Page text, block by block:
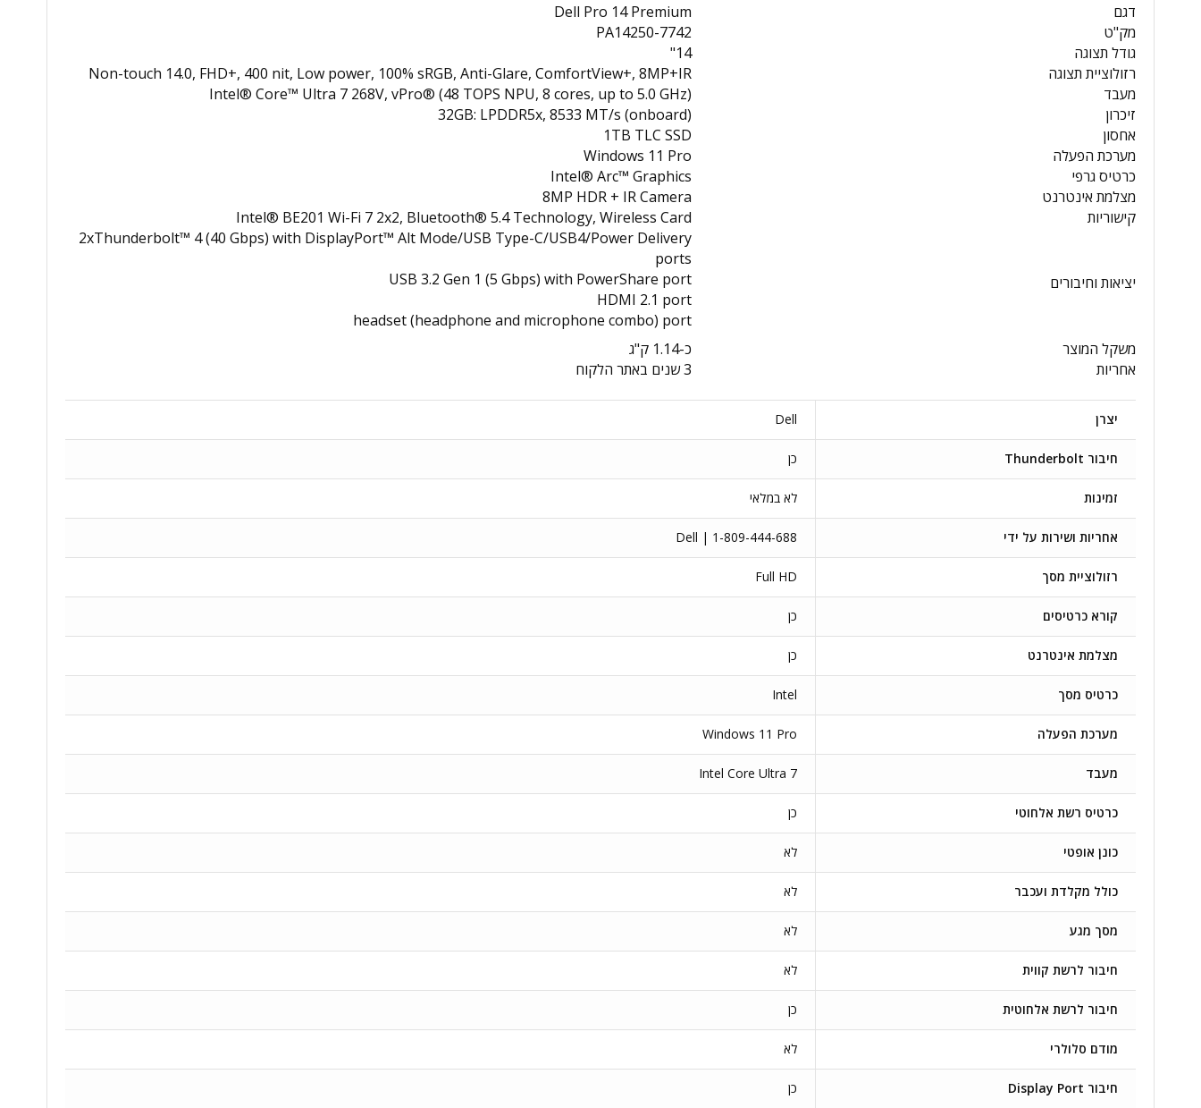
דגם
Dell Pro 14 Premium
מק"ט
PA14250-7742
גודל תצוגה
14"
רזולוציית תצוגה
Non-touch 14.0, FHD+, 400 nit, Low power, 100% sRGB, Anti-Glare, ComfortView+, 8MP+IR
מעבד
Intel® Core™ Ultra 7 268V, vPro® (48 TOPS NPU, 8 cores, up to 5.0 GHz)
זיכרון
32GB: LPDDR5x, 8533 MT/s (onboard)
אחסון
1TB TLC SSD
מערכת הפעלה
Windows 11 Pro
כרטיס גרפי
Intel® Arc™ Graphics
מצלמת אינטרנט
8MP HDR + IR Camera
קישוריות
Intel® BE201 Wi-Fi 7 2x2, Bluetooth® 5.4 Technology, Wireless Card
יציאות וחיבורים
2xThunderbolt™ 4 (40 Gbps) with DisplayPort™ Alt Mode/USB Type-C/USB4/Power Delivery
ports
USB 3.2 Gen 1 (5 Gbps) with PowerShare port
HDMI 2.1 port
headset (headphone and microphone combo) port
משקל המוצר
כ-1.14 ק"ג
אחריות
3 שנים באתר הלקוח
יצרן Dell
חיבור Thunderbolt כן
זמינות לא במלאי
אחריות ושירות על ידי Dell | 1-809-444-688
רזולוציית מסך Full HD
קורא כרטיסים כן
מצלמת אינטרנט כן
כרטיס מסך Intel
מערכת הפעלה Windows 11 Pro
מעבד Intel Core Ultra 7
כרטיס רשת אלחוטי כן
כונן אופטי לא
כולל מקלדת ועכבר לא
מסך מגע לא
חיבור לרשת קווית לא
חיבור לרשת אלחוטית כן
מודם סלולרי לא
חיבור Display Port כן